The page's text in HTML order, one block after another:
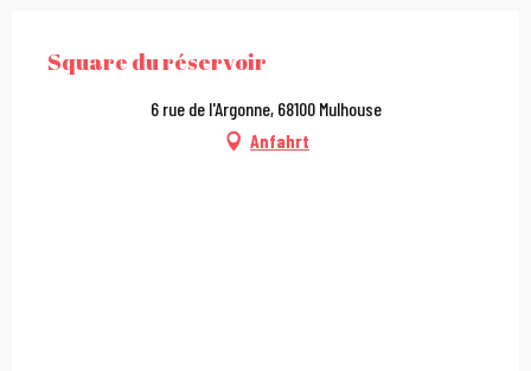
Square du réservoir
6 rue de l'Argonne, 68100 Mulhouse
Anfahrt